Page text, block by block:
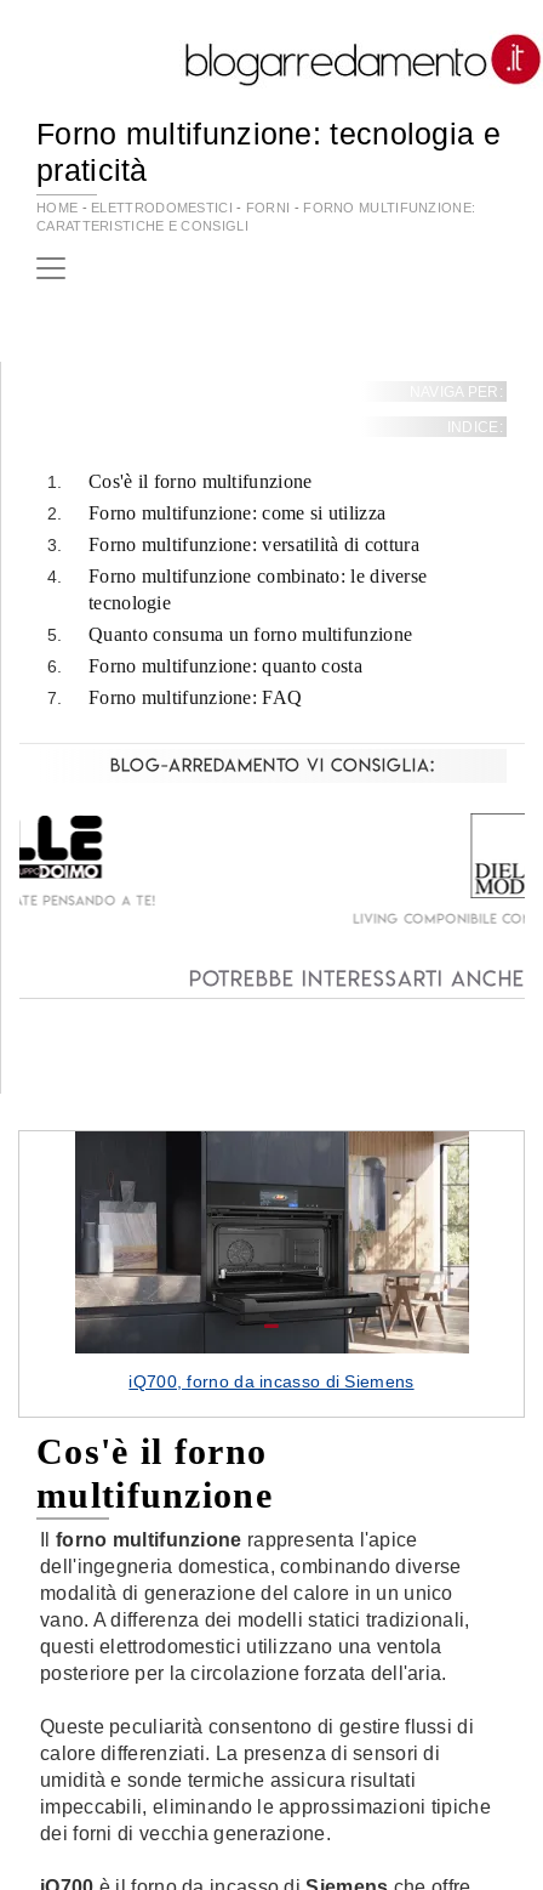
Forno multifunzione: tecnologia e
praticità
HOME - ELETTRODOMESTICI - FORNI - FORNO MULTIFUNZIONE:
CARATTERISTICHE E CONSIGLI
iQ700, forno da incasso di Siemens
Cos'è il forno
multifunzione
forno multifunzione rappresenta l'apice
dell'ingegneria domestica, combinando diverse
modalità di generazione del calore in un unico
vano. A differenza dei modelli statici tradizionali,
questi elettrodomestici utilizzano una ventola
posteriore per la circolazione forzata dell'aria.
Queste peculiarità consentono di gestire flussi di
calore differenziati. La presenza di sensori di
umidità e sonde termiche assicura risultati
impeccabili, eliminando le approssimazioni tipiche
dei forni di vecchia generazione.
NAVIGA PER:
INDICE:
Cos'è il forno multifunzione
Forno multifunzione: come si utilizza
Forno multifunzione: versatilità di cottura
Forno multifunzione combinato: le diverse
tecnologie
Quanto consuma un forno multifunzione
Forno multifunzione: quanto costa
Forno multifunzione: FAQ
Blog-Arredamento vi consiglia:
Living componibile come mai prima d'ora!
Potrebbe interessarti anche